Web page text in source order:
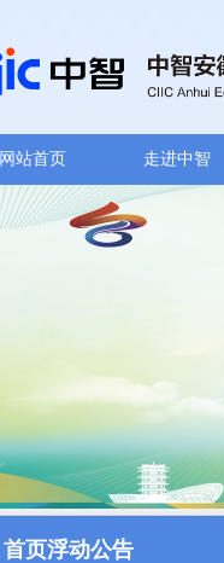
网站首页 走进中智
首页浮动公告